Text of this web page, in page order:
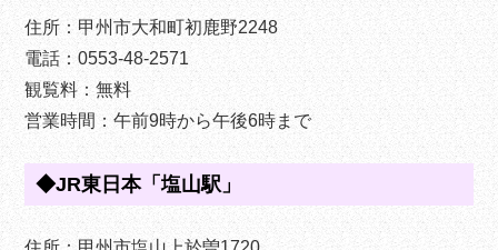
住所：甲州市大和町初鹿野2248
電話：0553-48-2571
観覧料：無料
営業時間：午前9時から午後6時まで
◆JR東日本「塩山駅」